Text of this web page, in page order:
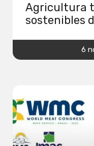
Agricultura
sostenibles
6